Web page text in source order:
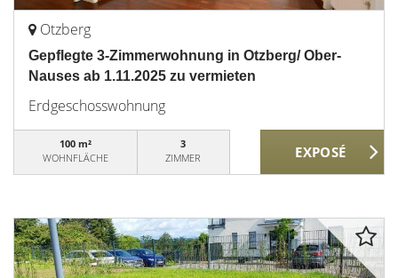
Otzberg
Gepflegte 3-Zimmerwohnung in Otzberg/ Ober-
Nauses ab 1.11.2025 zu vermieten
Erdgeschosswohnung
100 m²
WOHNFLÄCHE
3
ZIMMER